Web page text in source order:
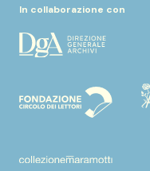
In collaborazione con